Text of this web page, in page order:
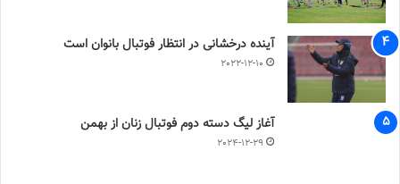
آینده درخشانی در انتظار فوتبال بانوان است
2022-12-10
آغاز لیگ دسته دوم فوتبال زنان از بهمن
2024-12-29